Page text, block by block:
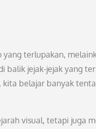
terlupakan,
jejak-jejak yang
belajar banyak
visual, tetapi juga